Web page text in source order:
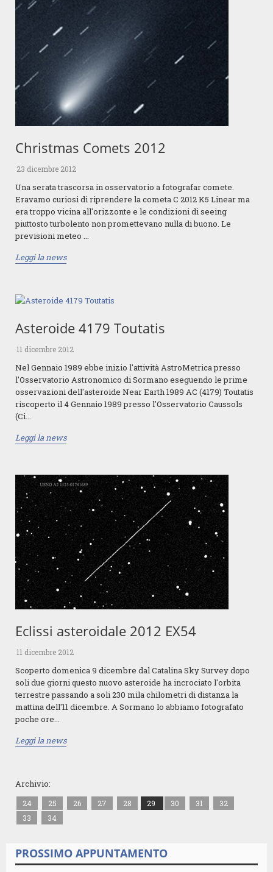
Christmas Comets 2012
23 dicembre 2012
Una serata trascorsa in osservatorio a fotografar comete.
Eravamo curiosi di riprendere la cometa C 2012 K5 Linear ma
era troppo vicina all'orizzonte e le condizioni di seeing
piuttosto turbolento non promettevano nulla di buono. Le
previsioni meteo ...
Leggi la news
Asteroide 4179 Toutatis
11 dicembre 2012
Nel Gennaio 1989 ebbe inizio l'attività AstroMetrica presso
l'Osservatorio Astronomico di Sormano eseguendo le prime
osservazioni dell'asteroide Near Earth 1989 AC (4179) Toutatis
riscoperto il 4 Gennaio 1989 presso l'Osservatorio Caussols
(Ci...
Leggi la news
Eclissi asteroidale 2012 EX54
11 dicembre 2012
Scoperto domenica 9 dicembre dal Catalina Sky Survey dopo
soli due giorni questo nuovo asteroide ha incrociato l'orbita
terrestre passando a soli 230 mila chilometri di distanza la
mattina dell'11 dicembre. A Sormano lo abbiamo fotografato
poche ore...
Leggi la news
Archivio:
24 25 26 27 28 29 30 31
32
33
34
PROSSIMO APPUNTAMENTO